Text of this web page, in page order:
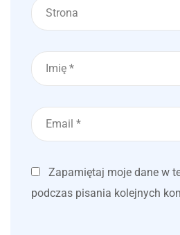
Zapamiętaj moje dane w
podczas pisania kolejnych